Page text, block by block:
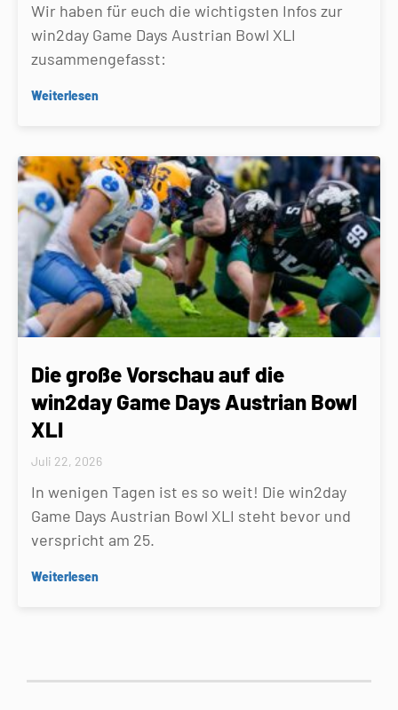
Wir haben für euch die wichtigsten Infos zur
win2day Game Days Austrian Bowl XLI
zusammengefasst:
Weiterlesen
Die große Vorschau auf die
win2day Game Days Austrian Bowl
XLI
Juli 22, 2026
In wenigen Tagen ist es so weit! Die win2day
Game Days Austrian Bowl XLI steht bevor und
verspricht am 25.
Weiterlesen